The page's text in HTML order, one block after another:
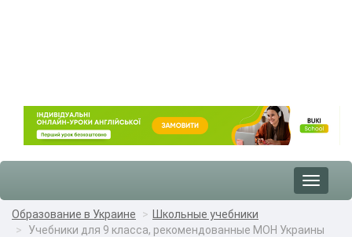
Toggle
Образование в Украине
Школьные учебники
Учебники для 9 класса, рекомендованные МОН Украины